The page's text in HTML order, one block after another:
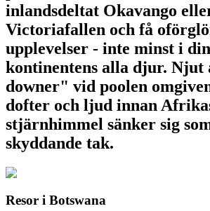
inlandsdeltat Okavango
Victoriafallen och få
upplevelser - inte minst i
kontinentens alla djur. Njut
downer" vid poolen
dofter och ljud innan
stjärnhimmel sänker sig
skyddande tak.
Resor i Botswana